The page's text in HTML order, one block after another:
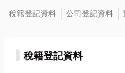
義地區複雜多
變的漏水問題
徑」才是關
秘色彩的
設計嗎？
稅籍登記資料 公司登記資料
稅籍登記資料